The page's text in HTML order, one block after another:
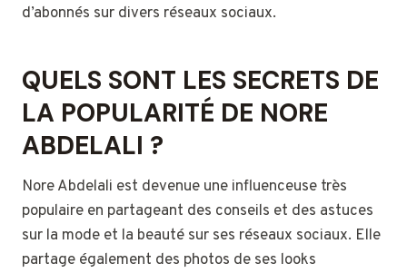
d’abonnés sur divers réseaux sociaux.
QUELS SONT LES SECRETS DE
LA POPULARITÉ DE NORE
ABDELALI ?
Nore Abdelali est devenue une influenceuse très
populaire en partageant des conseils et des astuces
sur la mode et la beauté sur ses réseaux sociaux. Elle
partage également des photos de ses looks